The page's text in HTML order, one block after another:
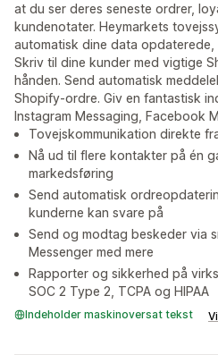
at du ser deres seneste ordrer,
kundenotater. Heymarkets
automatisk dine data
Skriv til dine kunder med vigtige
hånden. Send automatisk
Shopify-ordre. Giv en fantastisk
Instagram Messaging, Facebook
Tovejskommunikation direkte
Nå ud til flere kontakter på én
markedsføring
Send automatisk
kunderne kan svare på
Send og modtag beskeder via
Messenger med mere
Rapporter og sikkerhed på
SOC 2 Type 2, TCPA og HIPAA
Indeholder maskinoversat tekst